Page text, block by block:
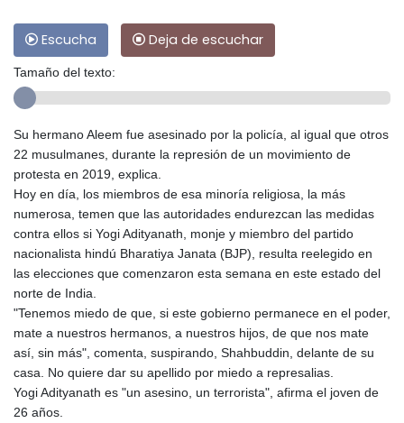
Escucha Deja de escuchar
Tamaño del texto:
Su hermano Aleem fue asesinado por la policía, al igual que otros
22 musulmanes, durante la represión de un movimiento de
protesta en 2019, explica.
Hoy en día, los miembros de esa minoría religiosa, la más
numerosa, temen que las autoridades endurezcan las medidas
contra ellos si Yogi Adityanath, monje y miembro del partido
nacionalista hindú Bharatiya Janata (BJP), resulta reelegido en
las elecciones que comenzaron esta semana en este estado del
norte de India.
"Tenemos miedo de que, si este gobierno permanece en el poder,
mate a nuestros hermanos, a nuestros hijos, de que nos mate
así, sin más", comenta, suspirando, Shahbuddin, delante de su
casa. No quiere dar su apellido por miedo a represalias.
Yogi Adityanath es "un asesino, un terrorista", afirma el joven de
26 años.